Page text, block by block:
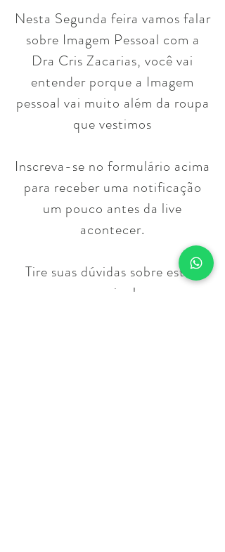
Nesta Segunda feira vamos falar
sobre Imagem Pessoal com a
Dra Cris Zacarias, você vai
entender porque a Imagem
pessoal vai muito além da roupa
que vestimos
Inscreva-se no formulário acima
para receber uma notificação
um pouco antes da live
acontecer.
Tire suas dúvidas sobre estilo
comigo!